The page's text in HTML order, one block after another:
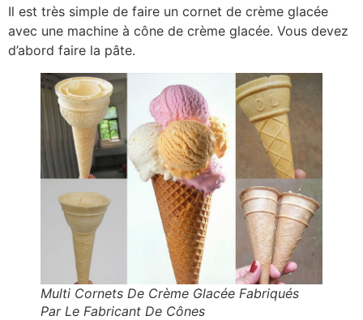
Il est très simple de faire un cornet de crème glacée
avec une machine à cône de crème glacée. Vous devez
d’abord faire la pâte.
Multi Cornets De Crème Glacée Fabriqués
Par Le Fabricant De Cônes